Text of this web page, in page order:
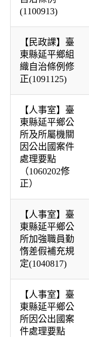
(1100913)
【民政課】臺
東縣延平鄉組
織自治條例修
正(1091125)
【人事室】臺
東縣延平鄉公
所及所屬機關
因公出國案件
處理要點
（1060202修
正）
【人事室】臺
東縣延平鄉公
所加強職員勤
惰差假補充規
定(1040817)
【人事室】臺
東縣延平鄉公
所因公出國案
件處理要點